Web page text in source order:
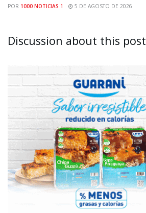
POR 1000 NOTICIAS 1 5 DE AGOSTO DE 2026
Discussion about this post